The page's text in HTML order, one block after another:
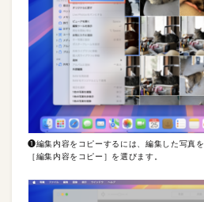
❶編集内容をコピーするには、編集した写真
［編集内容をコピー］を選びます。